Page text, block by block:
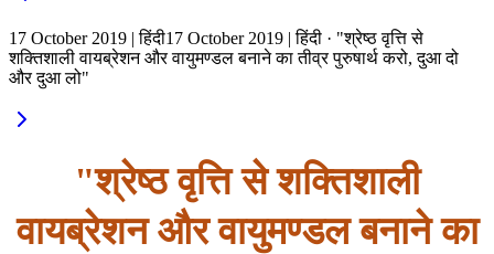
17 October 2019 | हिंदी17 October 2019 | हिंदी · "श्रेष्ठ वृत्ति से
शक्तिशाली वायब्रेशन और वायुमण्डल बनाने का तीव्र पुरुषार्थ करो, दुआ दो
और दुआ लो"
"श्रेष्ठ वृत्ति से शक्तिशाली
वायब्रेशन और वायुमण्डल बनाने का